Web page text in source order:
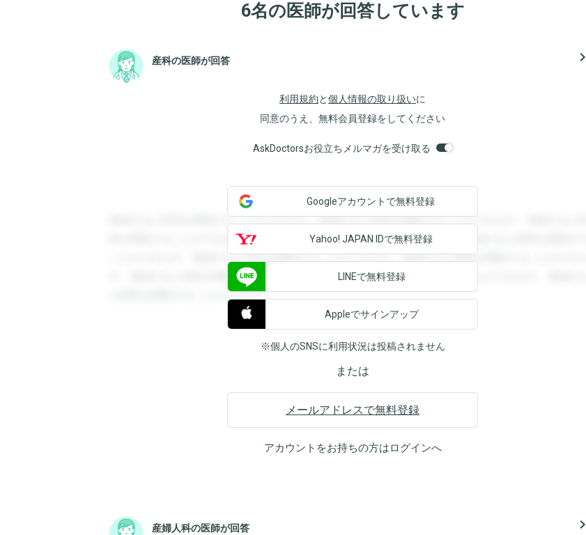
6名の医師が回答しています
産科の医師が回答 navigate_next
利用規約と個人情報の取り扱いに
同意のうえ、無料会員登録をしてください
AskDoctorsお役立ちメルマガを受け取る
登録すると回答を閲覧することができます。登録すると回答を閲覧することができます。登録すると回
答を閲覧することができます。登録すると回答を閲覧することができます。登録すると回答を閲覧する
ことができます。登録すると回答を閲覧することができます。登録すると回答を閲覧することができま
す。登録すると回答を閲覧することができます。登録すると回答を閲覧することができます。登録する
と回答を閲覧することができます。
Googleアカウントで無料登録
Yahoo! JAPAN IDで無料登録
LINEで無料登録
Appleでサインアップ
※個人のSNSに利用状況は投稿されません
または
メールアドレスで無料登録
アカウントをお持ちの方はログインへ
産婦人科の医師が回答 navigate_next